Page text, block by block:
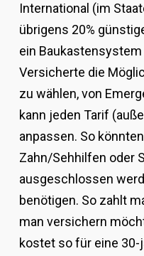
International (im
übrigens 20%
ein
Versicherte die
zu wählen, von
kann jeden Tarif
anpassen. So
Zahn/Sehhilfen oder
ausgeschlossen
benötigen. So zahlt
man versichern
kostet so für eine 30-